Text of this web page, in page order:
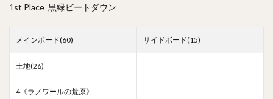
1st Place 黒緑ビートダウン
メインボード(60) サイドボード(15)
土地(26)
4《ラノワールの荒原》